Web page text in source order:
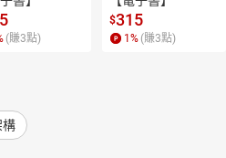
(賺3點)
$315
1 % (賺3點)
構